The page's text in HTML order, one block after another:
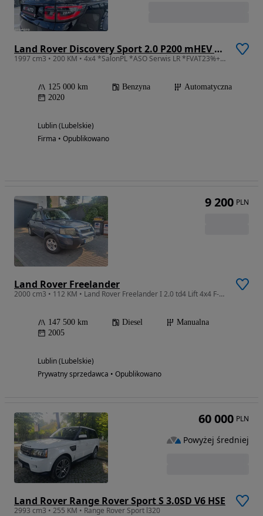
Land Rover Discovery Sport 2.0 P200 mHEV Urban Edition
1997 cm3 • 200 KM • 4x4 *SalonPL *ASO Serwis LR *FVAT23%+SuperLEASING
125 000 km Benzyna
Automatyczna
2020
Lublin (Lubelskie)
Firma • Opublikowano
Land Rover Freelander
2000 cm3 • 112 KM • Land Rover Freelander I 2.0 td4 Lift 4x4 F-vat
147 500 km Diesel
Manualna
2005
Lublin (Lubelskie)
Prywatny sprzedawca • Opublikowano
9 200 PLN
Land Rover Range Rover Sport S 3.0SD V6 HSE
2993 cm3 • 255 KM • Range Rover Sport l320
60 000 PLN
Powyżej średniej